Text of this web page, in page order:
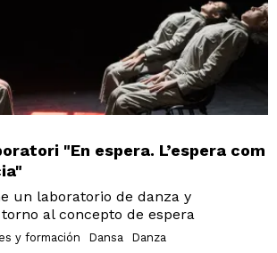
"En espera. L’espera com
un laboratorio de danza y
al concepto de espera
y formación Dansa Danza